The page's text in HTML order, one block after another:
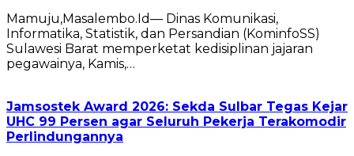
Mamuju,Masalembo.Id— Dinas Komunikasi,
Informatika, Statistik, dan Persandian (KominfoSS)
Sulawesi Barat memperketat kedisiplinan jajaran
pegawainya, Kamis,…
Jamsostek Award 2026: Sekda Sulbar Tegas Kejar
UHC 99 Persen agar Seluruh Pekerja Terakomodir
Perlindungannya